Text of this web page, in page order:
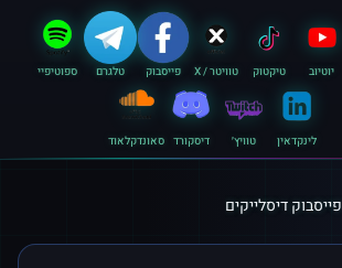
יוטיוב טיקטוק טוויטר / X פייסבוק טלגרם ספוטיפיי
לינקדאין טוויץ׳ דיסקורד סאונדקלאוד
פייסבוק דיסלייקים